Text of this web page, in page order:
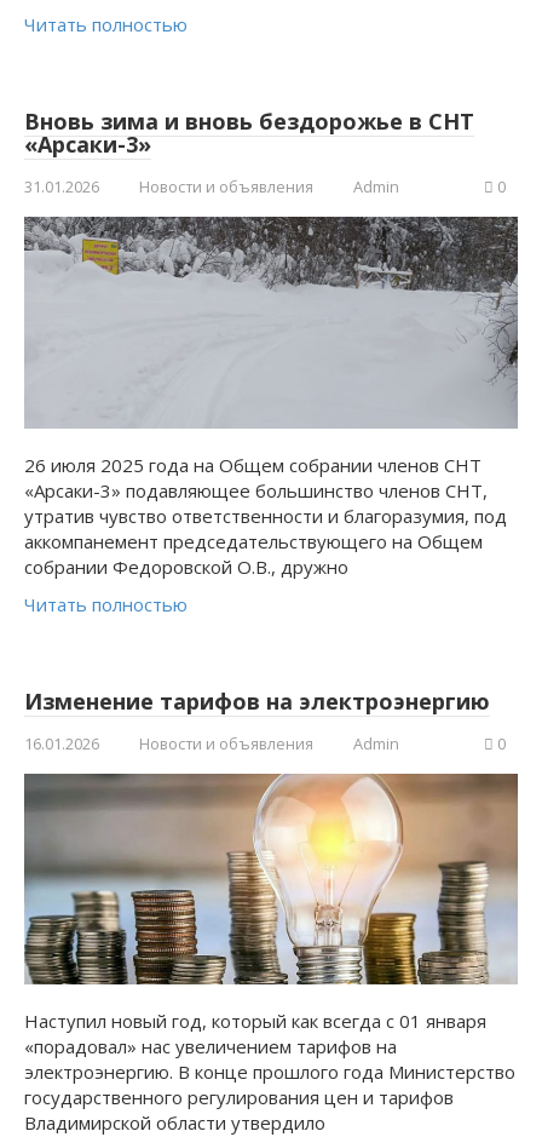
Читать полностью
Вновь зима и вновь бездорожье в СНТ
«Арсаки-3»
31.01.2026 Новости и объявления Admin 0
26 июля 2025 года на Общем собрании членов СНТ
«Арсаки-3» подавляющее большинство членов СНТ,
утратив чувство ответственности и благоразумия, под
аккомпанемент председательствующего на Общем
собрании Федоровской О.В., дружно
Читать полностью
Изменение тарифов на электроэнергию
16.01.2026 Новости и объявления Admin 0
Наступил новый год, который как всегда с 01 января
«порадовал» нас увеличением тарифов на
электроэнергию. В конце прошлого года Министерство
государственного регулирования цен и тарифов
Владимирской области утвердило